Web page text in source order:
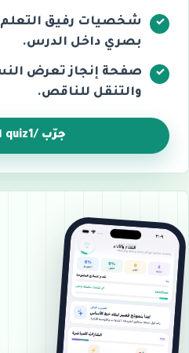
شخصيات رفيق
بصري داخل الدرس.
صفحة إنجاز تعرض
والتنقل للناقص.
جرّب /quiz1 الآن